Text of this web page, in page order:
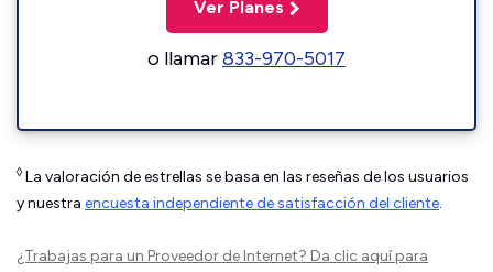
Ver Planes
o llamar833-970-5017
◊ La valoración de estrellas se basa en las reseñas de los usuarios
y nuestra encuesta independiente de satisfacción del cliente.
¿Trabajas para un Proveedor de Internet? Da clic aquípara